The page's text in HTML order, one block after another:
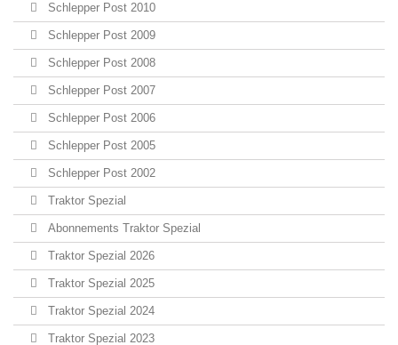
Schlepper Post 2010
Schlepper Post 2009
Schlepper Post 2008
Schlepper Post 2007
Schlepper Post 2006
Schlepper Post 2005
Schlepper Post 2002
Traktor Spezial
Abonnements Traktor Spezial
Traktor Spezial 2026
Traktor Spezial 2025
Traktor Spezial 2024
Traktor Spezial 2023